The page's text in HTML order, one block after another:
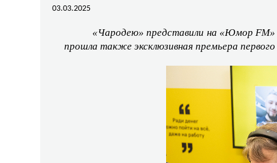
03.03.2025
«Чародею» представили на «Юмор FM»
прошла также эксклюзивная премьера